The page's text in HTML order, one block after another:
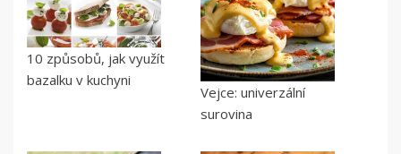
10 způsobů, jak využít
bazalku v kuchyni
Vejce: univerzální
surovina